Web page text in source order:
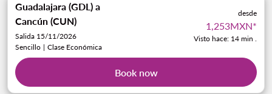
Guadalajara (GDL) a
Cancún (CUN)
Salida 15/11/2026
Sencillo | Clase Económica
desde
1,253MXN*
Visto hace: 14 min .
Book now